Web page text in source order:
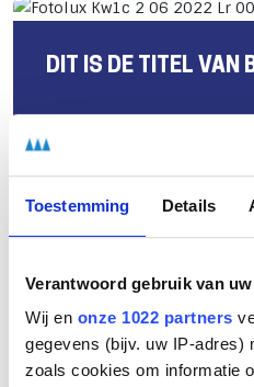
Toestemming Details
Verantwoord gebruik van
Wij en onze 1022 partners
gegevens (bijv. uw IP-adres)
zoals cookies om informatie
DIT IS DE TITEL VAN
LINKSBLOK